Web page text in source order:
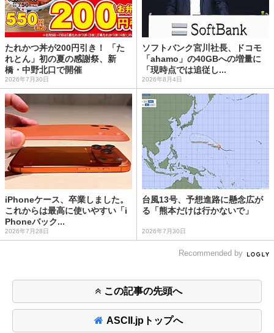
たれかつ丼が200円引き！ 「た
れとん」初の夏の感謝祭、新
橋・中野北口で開催
2026年7月30日
ソフトバンク宮川社長、ドコモ
「ahamo」の40GBへの増量に
「現時点では追従し...
2026年8月4日
iPhoneケース、卒業しました。
これからは最高に使いやすい「i
Phoneバック...
2026年7月28日
台風13号、予想進路に懸念広が
る「熊本だけは行かないで」
2026年7月30日
Recommended by
この記事の先頭へ
ASCII.jpトップへ